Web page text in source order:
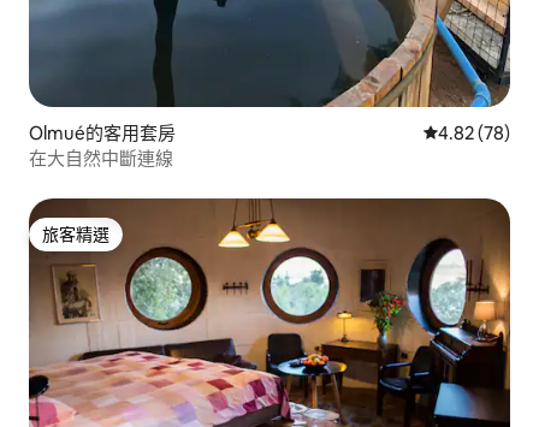
Olmué的客用套房 從 78 則評價
4.82 (78)
在大自然中斷連線
旅客精選
旅客精選